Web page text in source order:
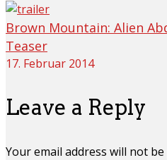
Brown Mountain: Alien
Teaser
17. Februar 2014
Leave a Reply
Your email address will not